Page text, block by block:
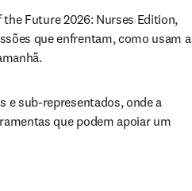
Future 2026: Nurses Edition,
que enfrentam, como usam a
e sub-representados, onde a
que podem apoiar um